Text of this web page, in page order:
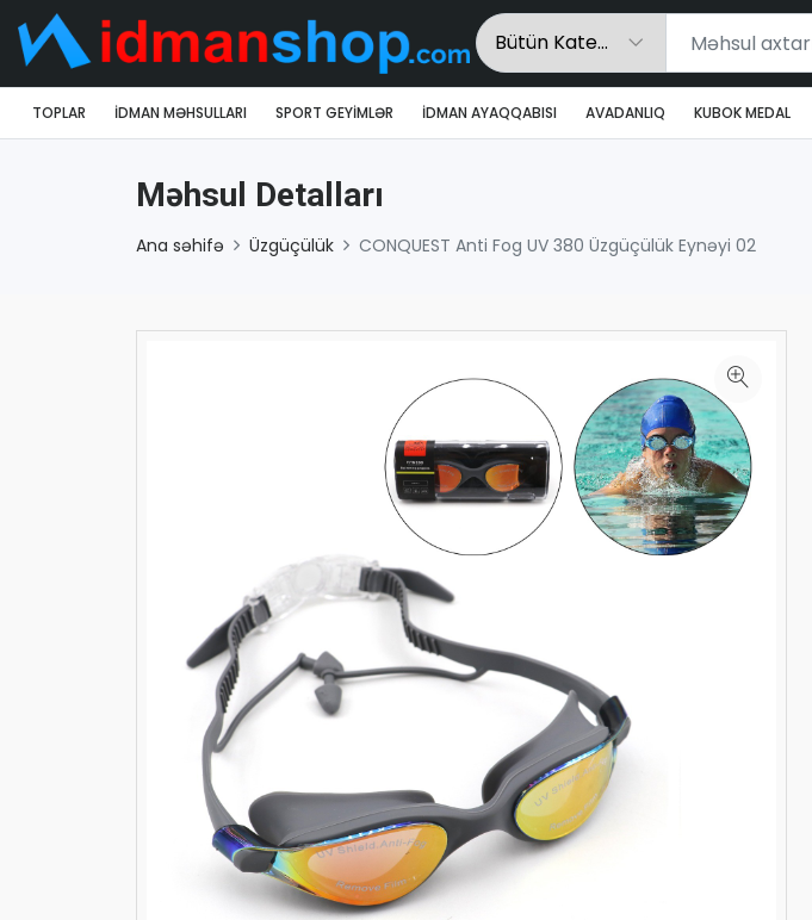
TOPLAR İDMAN MƏHSULLARI SPORT GEYIMLƏR İDMAN AYAQQABISI AVADANLIQ KUBOK MEDAL
Məhsul Detalları
Ana səhifə Üzgüçülük CONQUEST Anti Fog UV 380 Üzgüçülük Eynəyi 02